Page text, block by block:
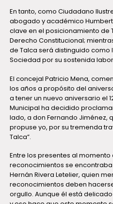
En tanto, como Ciudadano
abogado y académico
clave en el posicionamiento de
Derecho Constitucional;
de Talca será distinguido como
Sociedad por su sostenida
El concejal Patricio Mena,
los años a propósito del
a tener un nuevo aniversario el
Municipal ha decidido
lado, a don Fernando Jiménez,
propuse yo, por su tremenda
Talca”.
Entre los presentes al
reconocimientos se
Hernán Rivera Letelier, quien
reconocimientos deben
orgullo. Aunque él está